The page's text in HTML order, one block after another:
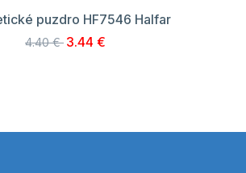
puzdro HF7546 Halfar
4.40 € 3.44 €